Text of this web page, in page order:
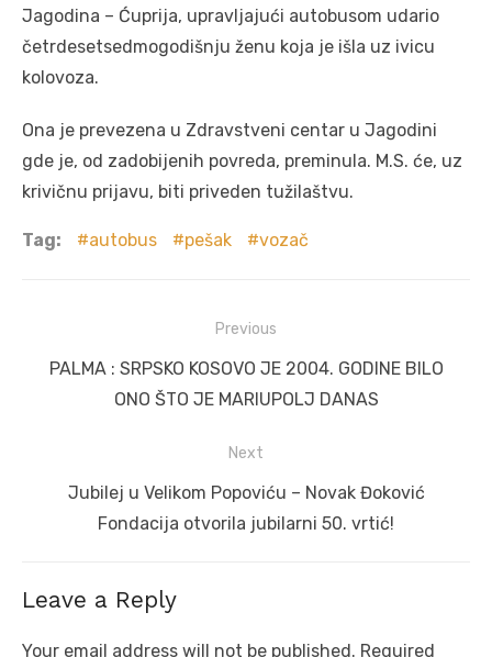
Jagodina – Ćuprija, upravljajući autobusom udario
četrdesetsedmogodišnju ženu koja je išla uz ivicu
kolovoza.
Ona je prevezena u Zdravstveni centar u Jagodini
gde je, od zadobijenih povreda, preminula. M.S. će, uz
krivičnu prijavu, biti priveden tužilaštvu.
Tag: autobus pešak vozač
navigation
Previous
Previous
PALMA : SRPSKO KOSOVO JE 2004. GODINE BILO
ONO ŠTO JE MARIUPOLJ DANAS
Next
NextJubilej u Velikom Popoviću – Novak Đoković
Fondacija otvorila jubilarni 50. vrtić!
Leave a Reply
Your email address will not be published. Required